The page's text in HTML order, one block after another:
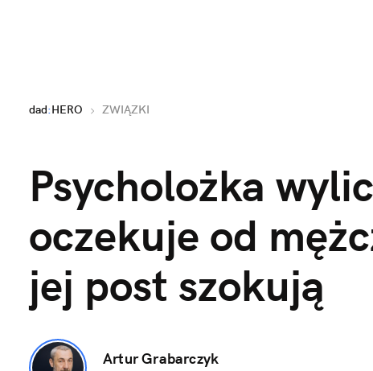
dad:HERO ZWIĄZKI
Psycholożka
oczekuje od
jej post szokują
Artur Grabarczyk